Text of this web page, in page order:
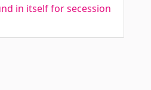
in itself for secession